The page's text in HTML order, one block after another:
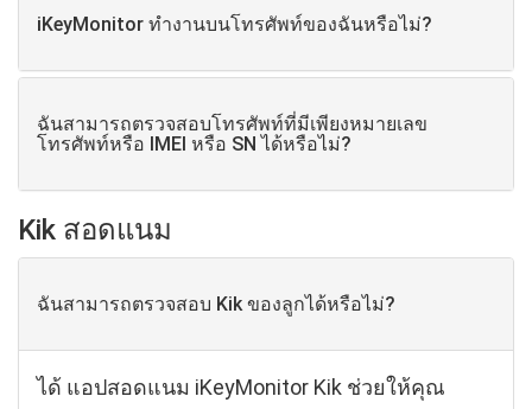
iKeyMonitor ทํางานบนโทรศัพท์ของฉันหรือไม่?
ฉันสามารถตรวจสอบโทรศัพท์ที่มีเพียงหมายเลข
โทรศัพท์หรือ IMEI หรือ SN ได้หรือไม่?
Kik สอดแนม
ฉันสามารถตรวจสอบ Kik ของลูกได้หรือไม่?
ได้ แอปสอดแนม iKeyMonitor Kik ช่วยให้คุณ